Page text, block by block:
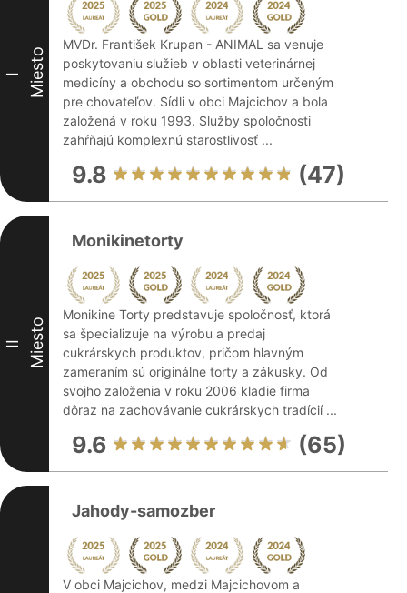
I Miesto
MVDr. František Krupan - ANIMAL sa venuje
poskytovaniu služieb v oblasti veterinárnej
medicíny a obchodu so sortimentom určeným
pre chovateľov. Sídli v obci Majcichov a bola
založená v roku 1993. Služby spoločnosti
zahŕňajú komplexnú starostlivosť ...
9.8 (47)
II Miesto
Monikinetorty
Monikine Torty predstavuje spoločnosť, ktorá
sa špecializuje na výrobu a predaj
cukrárskych produktov, pričom hlavným
zameraním sú originálne torty a zákusky. Od
svojho založenia v roku 2006 kladie firma
dôraz na zachovávanie cukrárskych tradícií ...
9.6 (65)
Jahody-samozber
V obci Majcichov, medzi Majcichovom a